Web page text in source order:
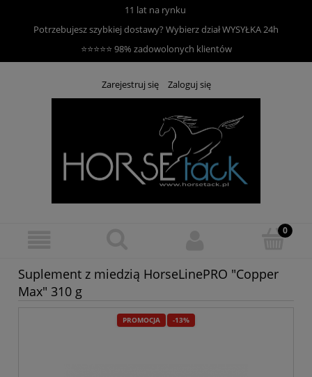
11 lat na rynku
Potrzebujesz szybkiej dostawy? Wybierz działWYSYŁKA 24h
⭐⭐⭐⭐⭐ 98% zadowolonych klientów
Zarejestruj się Zaloguj się
Suplement z miedzią HorseLinePRO "Copper
Max" 310 g
PROMOCJA -13%